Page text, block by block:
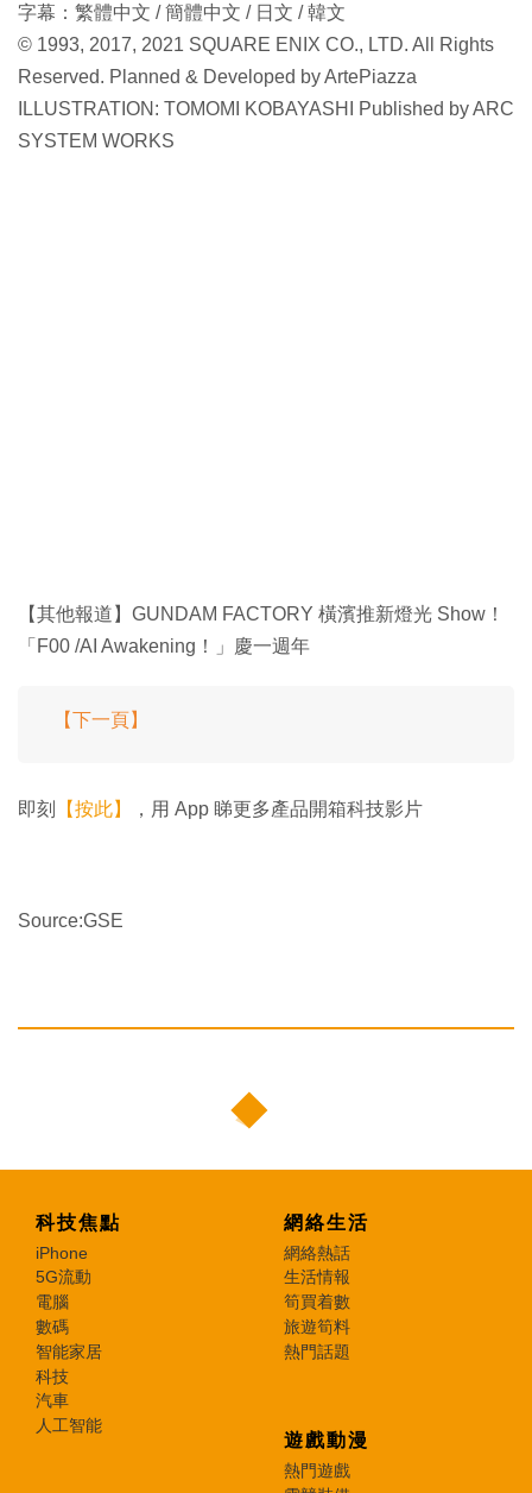
字幕：繁體中文 / 簡體中文 / 日文 / 韓文
© 1993, 2017, 2021 SQUARE ENIX CO., LTD. All Rights
Reserved. Planned & Developed by ArtePiazza
ILLUSTRATION: TOMOMI KOBAYASHI Published by ARC
SYSTEM WORKS
【其他報道】GUNDAM FACTORY 橫濱推新燈光 Show！
「F00 /AI Awakening！」慶一週年
【下一頁】
即刻 【按此】 ，用 App 睇更多產品開箱科技影片
Source:GSE
科技焦點
iPhone
5G流動
電腦
數碼
智能家居
科技
汽車
人工智能
網絡生活
網絡熱話
生活情報
筍買着數
旅遊筍料
熱門話題
遊戲動漫
熱門遊戲